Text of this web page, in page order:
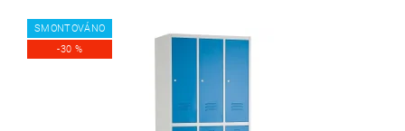
SMONTOVÁNO
-30 %